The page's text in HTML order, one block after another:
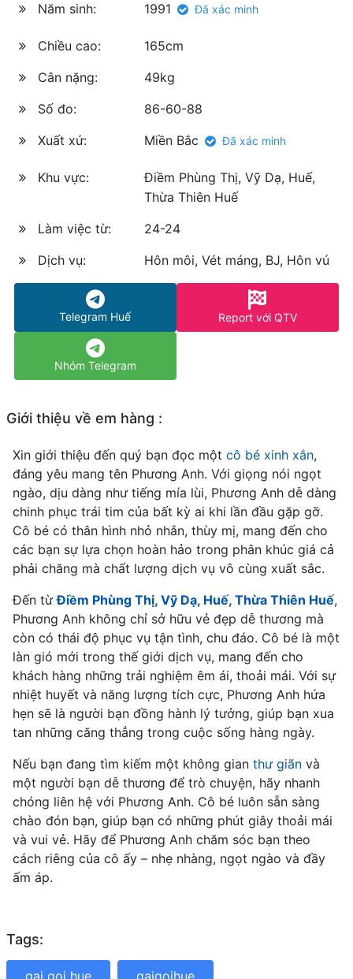
Năm sinh:
1991 Đã xác minh
Chiều cao:
165cm
Cân nặng:
49kg
Số đo:
86-60-88
Xuất xứ:
Miền Bắc Đã xác minh
Khu vực:
Điềm Phùng Thị, Vỹ Dạ, Huế,
Thừa Thiên Huế
Làm việc từ:
24-24
Dịch vụ:
Hôn môi, Vét máng, BJ, Hôn vú
Telegram Huế Report với QTV
Nhóm Telegram
Giới thiệu về em hàng :
Xin giới thiệu đến quý bạn đọc một cô bé xinh xắn,
đáng yêu mang tên Phương Anh. Với giọng nói ngọt
ngào, dịu dàng như tiếng mía lùi, Phương Anh dễ dàng
chinh phục trái tim của bất kỳ ai khi lần đầu gặp gỡ.
Cô bé có thân hình nhỏ nhắn, thùy mị, mang đến cho
các bạn sự lựa chọn hoàn hảo trong phân khúc giá cả
phải chăng mà chất lượng dịch vụ vô cùng xuất sắc.
Đến từĐiềm Phùng Thị, Vỹ Dạ, Huế, Thừa Thiên Huế,
Phương Anh không chỉ sở hữu vẻ đẹp dễ thương mà
còn có thái độ phục vụ tận tình, chu đáo. Cô bé là một
làn gió mới trong thế giới dịch vụ, mang đến cho
khách hàng những trải nghiệm êm ái, thoải mái. Với sự
nhiệt huyết và năng lượng tích cực, Phương Anh hứa
hẹn sẽ là người bạn đồng hành lý tưởng, giúp bạn xua
tan những căng thẳng trong cuộc sống hàng ngày.
Nếu bạn đang tìm kiếm một không gian thư giãn và
một người bạn dễ thương để trò chuyện, hãy nhanh
chóng liên hệ với Phương Anh. Cô bé luôn sẵn sàng
chào đón bạn, giúp bạn có những phút giây thoải mái
và vui vẻ. Hãy để Phương Anh chăm sóc bạn theo
cách riêng của cô ấy – nhẹ nhàng, ngọt ngào và đầy
ấm áp.
Tags: